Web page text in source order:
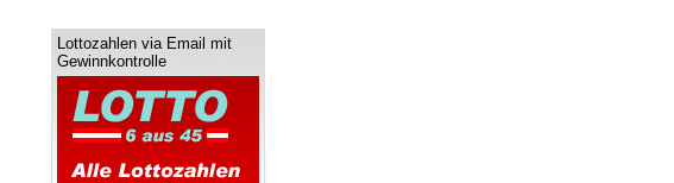
Lottozahlen via Email mit
Gewinnkontrolle